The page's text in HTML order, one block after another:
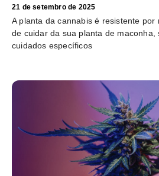
21 de setembro de 2025
A planta da cannabis é resistente por
de cuidar da sua planta de
cuidados específicos